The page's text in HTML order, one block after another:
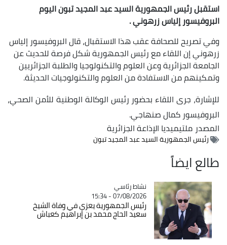
استقبل رئيس الجمهورية السيد عبد المجيد تبون اليوم
البروفيسور إلياس زرهوني .
وفي تصريح للصحافة عقب هذا الاستقبال، قال البروفيسور إلياس
زرهوني إن اللقاء مع رئيس الجمهورية شكل فرصة للحديث عن
الجامعة الجزائرية وعن العلوم والتكنولوجيا والطلبة الجزائريين
وتمكينهم من الاستفادة من العلوم والتكنولوجيات الحديثة.
للإشارة، جرى اللقاء بحضور رئيس الوكالة الوطنية للأمن الصحي،
البروفيسور كمال صنهاجي.
المصدرملتيميديا الإذاعة الجزائرية
رئيس الجمهورية السيد عبد المجيد تبون
طالع ايضاً
Catégorie
نشاط رئاسي
07/08/2026 - 15:34
رئيس الجمهورية يعزي في وفاة الشيخ
سعيد الحاج محمد بن إبراهيم كعباش